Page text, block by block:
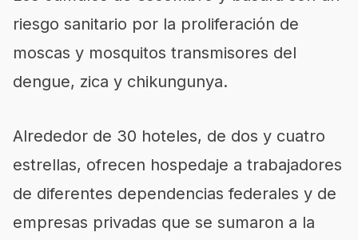
riesgo sanitario por la proliferación de
moscas y mosquitos transmisores del
dengue, zica y chikungunya.
Alrededor de 30 hoteles, de dos y cuatro
estrellas, ofrecen hospedaje a trabajadores
de diferentes dependencias federales y de
empresas privadas que se sumaron a la